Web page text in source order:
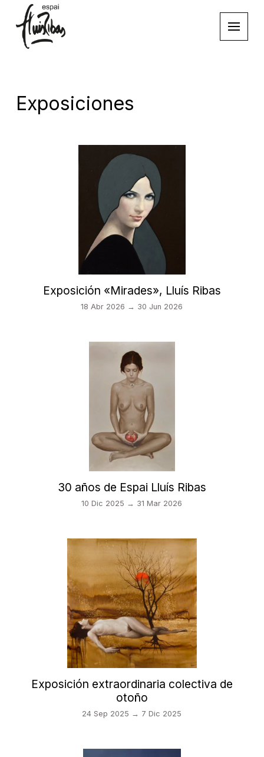
Exposiciones
Exposición «Mirades», Lluís Ribas
18 Abr 2026 → 30 Jun 2026
30 años de Espai Lluís Ribas
10 Dic 2025 → 31 Mar 2026
Exposición extraordinaria colectiva de
otoño
24 Sep 2025 → 7 Dic 2025